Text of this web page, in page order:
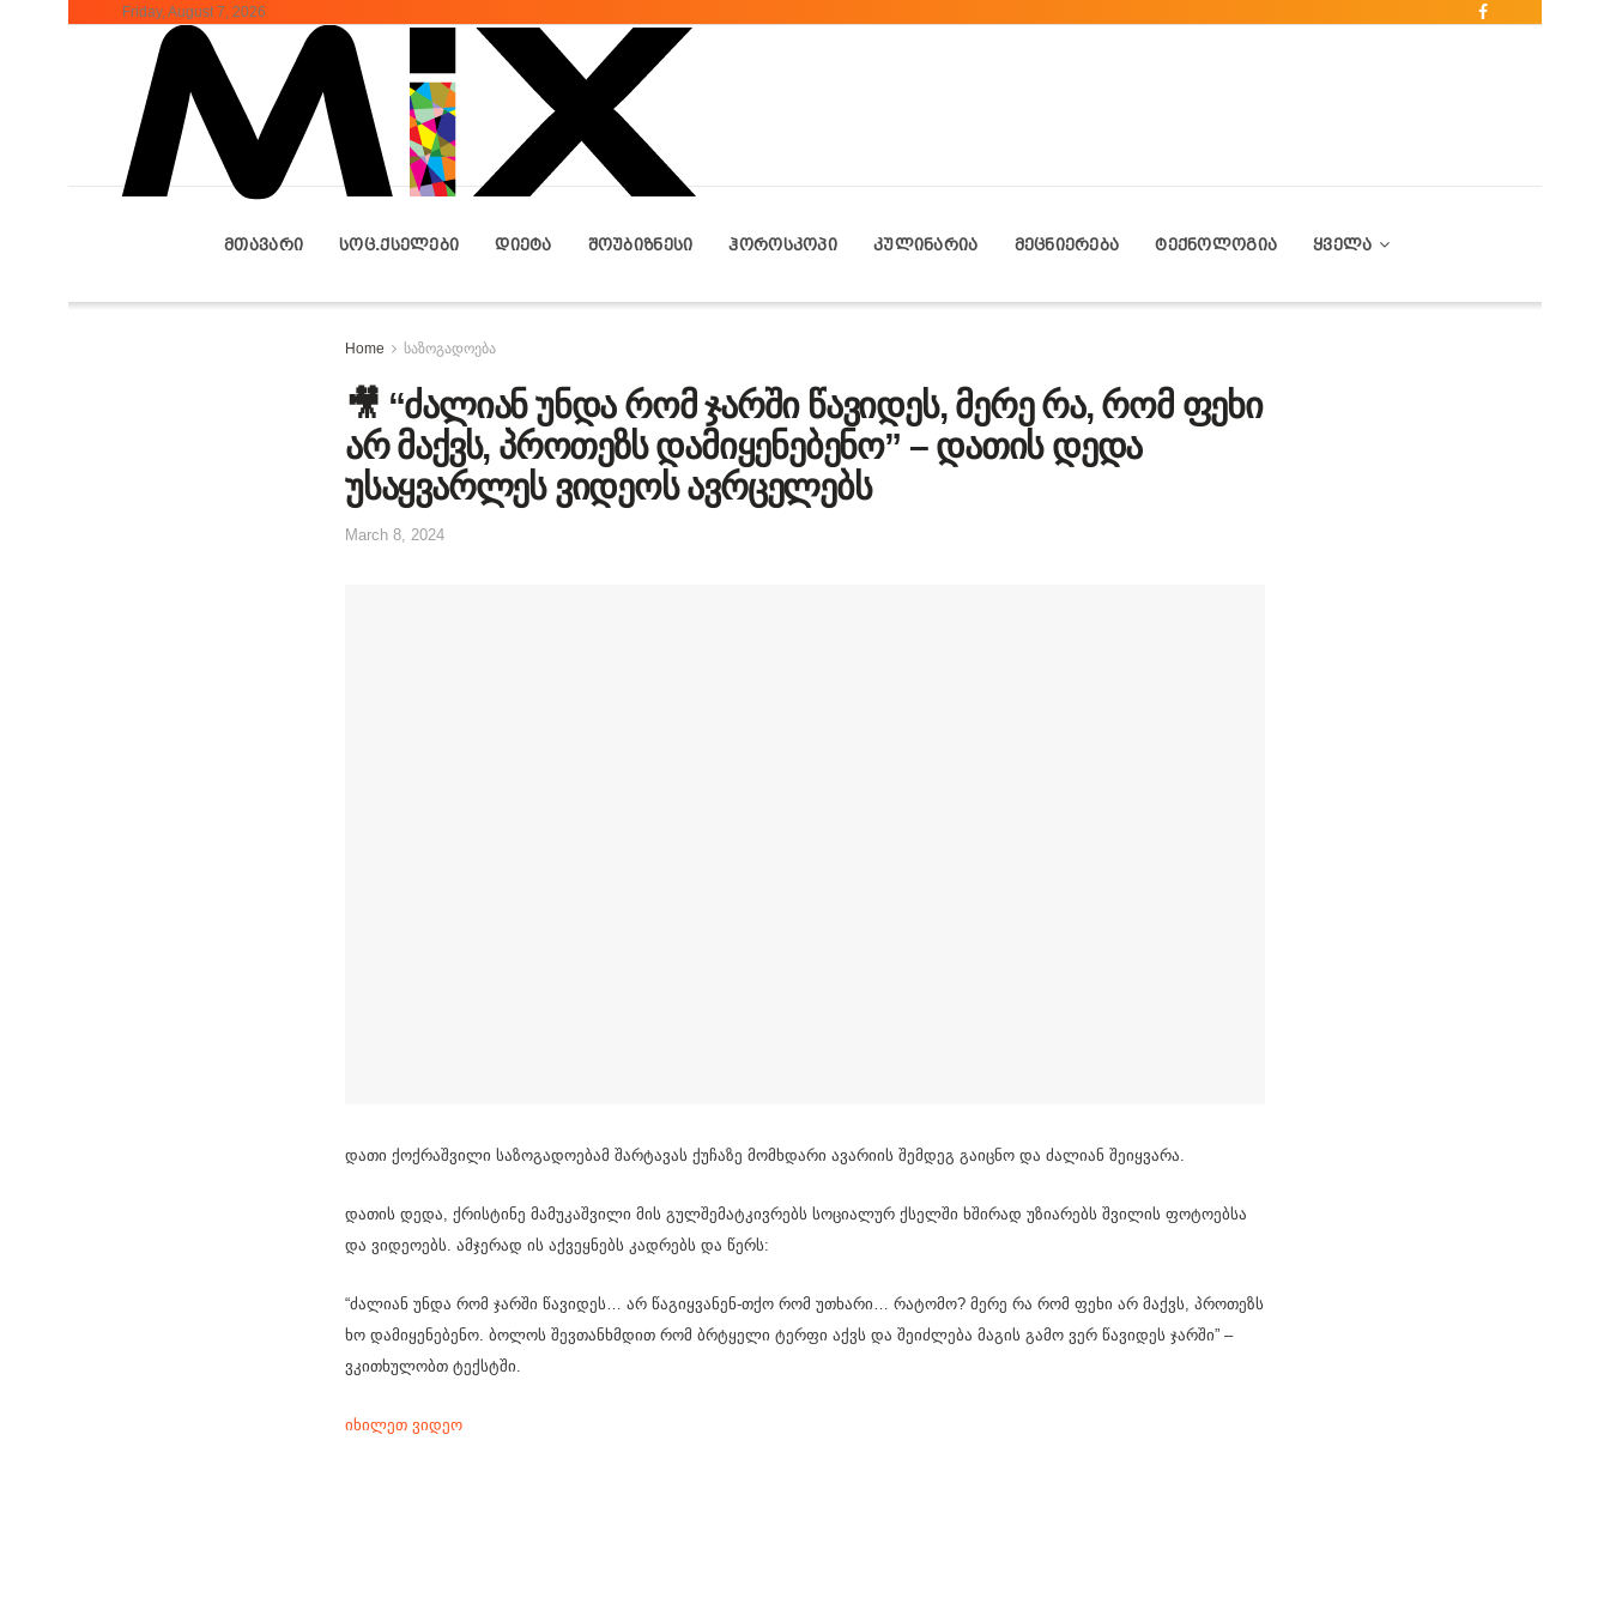
Friday, August 7, 2026
ᲛᲗᲐᲕᲐᲠᲘ ᲡᲝᲪ.ᲥᲡᲔᲚᲔᲑᲘ ᲓᲘᲔᲢᲐ ᲨᲝᲣᲑᲘᲖᲜᲔᲡᲘ ᲰᲝᲠᲝᲡᲙᲝᲞᲘ ᲙᲣᲚᲘᲜᲐᲠᲘᲐ ᲛᲔᲪᲜᲘᲔᲠᲔᲑᲐ ᲢᲔᲥᲜᲝᲚᲝᲒᲘᲐ ᲧᲕᲔᲚᲐ
Home საზოგადოება
🎥 “ძალიან უნდა რომ ჯარში წავიდეს, მერე რა, რომ ფეხი
არ მაქვს, პროთეზს დამიყენებენო” – დათის დედა
უსაყვარლეს ვიდეოს ავრცელებს
March 8, 2024
დათი ქოქრაშვილი საზოგადოებამ შარტავას ქუჩაზე მომხდარი ავარიის შემდეგ გაიცნო და ძალიან შეიყვარა.
დათის დედა, ქრისტინე მამუკაშვილი მის გულშემატკივრებს სოციალურ ქსელში ხშირად უზიარებს შვილის ფოტოებსა
და ვიდეოებს. ამჯერად ის აქვეყნებს კადრებს და წერს:
“ძალიან უნდა რომ ჯარში წავიდეს… არ წაგიყვანენ-თქო რომ უთხარი… რატომო? მერე რა რომ ფეხი არ მაქვს, პროთეზს
ხო დამიყენებენო. ბოლოს შევთანხმდით რომ ბრტყელი ტერფი აქვს და შეიძლება მაგის გამო ვერ წავიდეს ჯარში” –
ვკითხულობთ ტექსტში.
იხილეთ ვიდეო